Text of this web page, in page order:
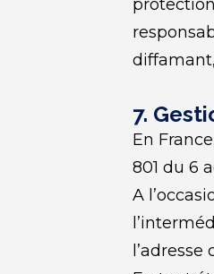
7.
En
801 du 6
A